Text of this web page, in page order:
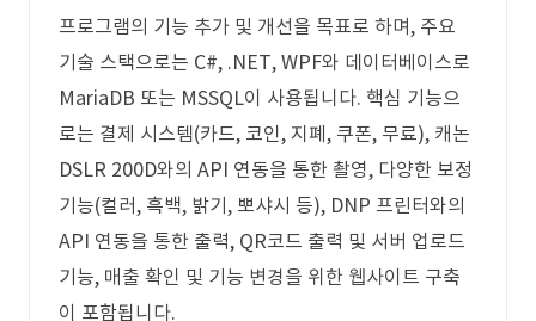
프로그램의 기능 추가 및 개선을 목표로 하며, 주요
기술 스택으로는 C#, .NET, WPF와 데이터베이스로
MariaDB 또는 MSSQL이 사용됩니다. 핵심 기능으
로는 결제 시스템(카드, 코인, 지폐, 쿠폰, 무료), 캐논
DSLR 200D와의 API 연동을 통한 촬영, 다양한 보정
기능(컬러, 흑백, 밝기, 뽀샤시 등), DNP 프린터와의
API 연동을 통한 출력, QR코드 출력 및 서버 업로드
기능, 매출 확인 및 기능 변경을 위한 웹사이트 구축
이 포함됩니다.